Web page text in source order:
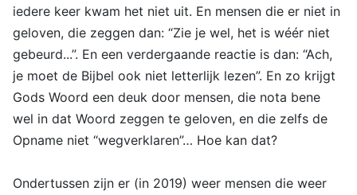
iedere keer kwam het niet uit. En mensen die er niet in
geloven, die zeggen dan: “Zie je wel, het is wéér niet
gebeurd...”. En een verdergaande reactie is dan: “Ach,
je moet de Bijbel ook niet letterlijk lezen”. En zo krijgt
Gods Woord een deuk door mensen, die nota bene
wel in dat Woord zeggen te geloven, en die zelfs de
Opname niet “wegverklaren”… Hoe kan dat?
Ondertussen zijn er (in 2019) weer mensen die weer